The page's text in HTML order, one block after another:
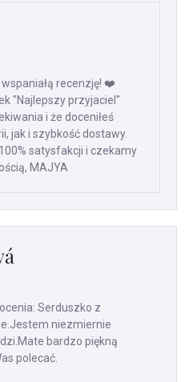
recenzję! ❤️
"Najlepszy przyjaciel"
i że doceniłeś
jak i szybkość dostawy.
satysfakcji i czekamy
MAJYA
Serduszko z
niezmiernie
bardzo piękną
polecać.